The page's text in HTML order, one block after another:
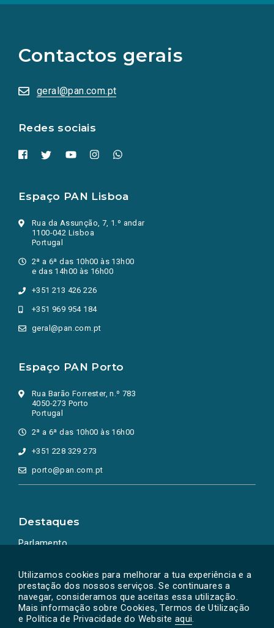
Utilizamos cookies para melhorar a tua experiência e a
prestação dos nossos serviços. Se continuares a
navegar, consideramos que aceitas essa utilização.
Mais informação sobre Cookies, Termos de Utilização
e Política de Privacidade do Website aqui.
Contactos gerais
geral@pan.com.pt
Redes sociais
redes
sociais
numa
nova
Espaço PAN Lisboa
Rua da Assunção, 7, 1.º andar
1100-042 Lisboa
Portugal
2ª a 6ª das 10h00 às 13h00
e das 14h00 às 16h00
+351 213 426 226
+351 969 954 184
geral@pan.com.pt
Espaço PAN Porto
Rua Barão Forrester, n.º 783
4050-273 Porto
Portugal
2ª a 6ª das 10h00 às 16h00
+351 228 329 273
porto@pan.com.pt
Destaques
Parlamento